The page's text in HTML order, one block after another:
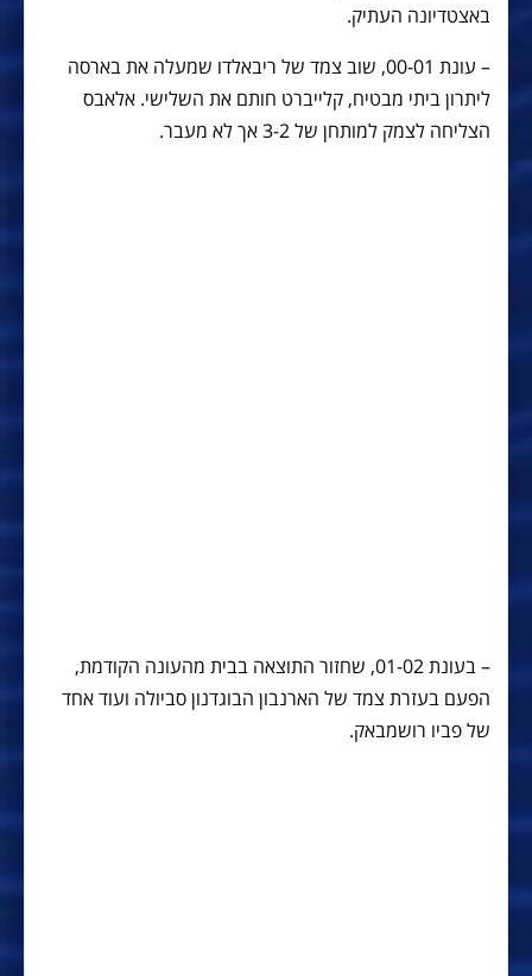
באצטדיונה העתיק.
– עונת 00-01, שוב צמד של ריבאלדו שמעלה את בארסה
ליתרון ביתי מבטיח, קלייברט חותם את השלישי. אלאבס
הצליחה לצמק למותחן של 3-2 אך לא מעבר.
– בעונת 01-02, שחזור התוצאה בבית מהעונה הקודמת,
הפעם בעזרת צמד של הארנבון הבוגדנון סביולה ועוד אחד
של פביו רושמבאק.